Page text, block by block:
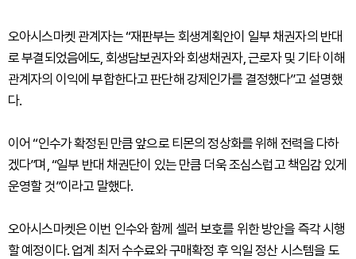
오아시스마켓 관계자는 “재판부는 회생계획안이 일부 채권자의 반대
로 부결되었음에도, 회생담보권자와 회생채권자, 근로자 및 기타 이해
관계자의 이익에 부합한다고 판단해 강제인가를 결정했다”고 설명했
다.
이어 “인수가 확정된 만큼 앞으로 티몬의 정상화를 위해 전력을 다하
겠다”며, “일부 반대 채권단이 있는 만큼 더욱 조심스럽고 책임감 있게
운영할 것”이라고 말했다.
오아시스마켓은 이번 인수와 함께 셀러 보호를 위한 방안을 즉각 시행
할 예정이다. 업계 최저 수수료와 구매확정 후 익일 정산 시스템을 도